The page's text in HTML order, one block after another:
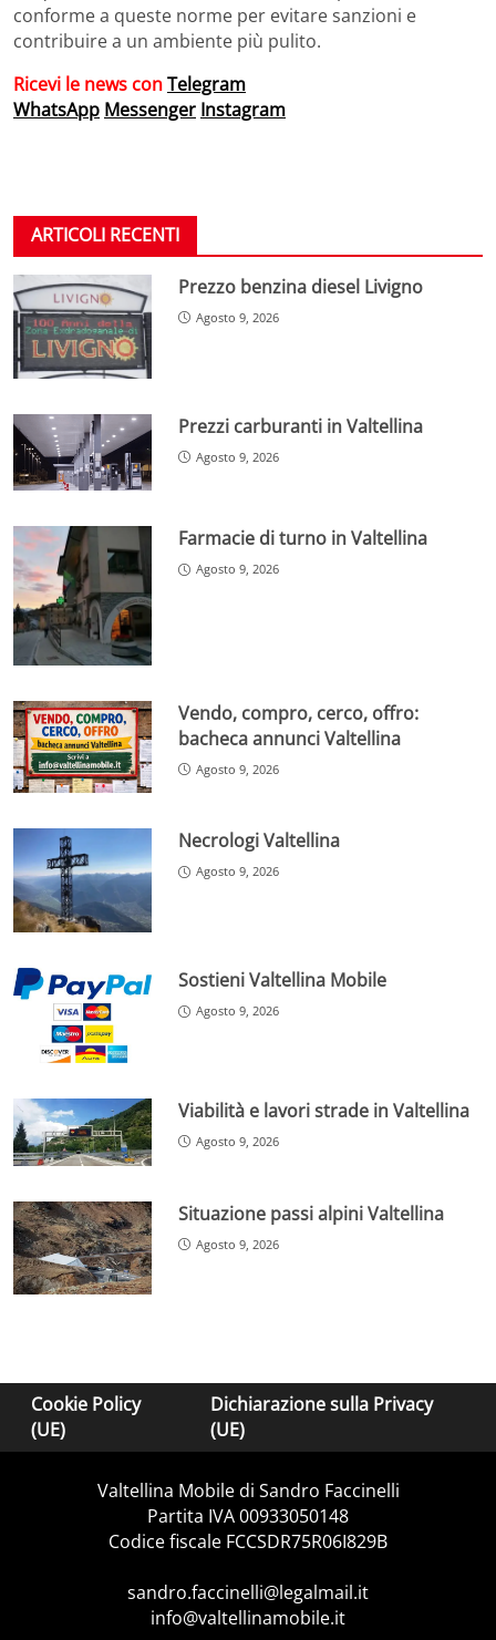
conforme a queste norme per evitare sanzioni e
contribuire a un ambiente più pulito.
Ricevi le news conTelegram
WhatsApp Messenger Instagram
ARTICOLI RECENTI
Prezzo benzina diesel Livigno
Agosto 9, 2026
Prezzi carburanti in Valtellina
Agosto 9, 2026
Farmacie di turno in Valtellina
Agosto 9, 2026
Vendo, compro, cerco, offro:
bacheca annunci Valtellina
Agosto 9, 2026
Necrologi Valtellina
Agosto 9, 2026
Sostieni Valtellina Mobile
Agosto 9, 2026
Viabilità e lavori strade in Valtellina
Agosto 9, 2026
Situazione passi alpini Valtellina
Agosto 9, 2026
Cookie Policy
(UE)
Dichiarazione sulla Privacy
(UE)
Valtellina Mobile di Sandro Faccinelli
Partita IVA 00933050148
Codice fiscale FCCSDR75R06I829B
sandro.faccinelli@legalmail.it
info@valtellinamobile.it